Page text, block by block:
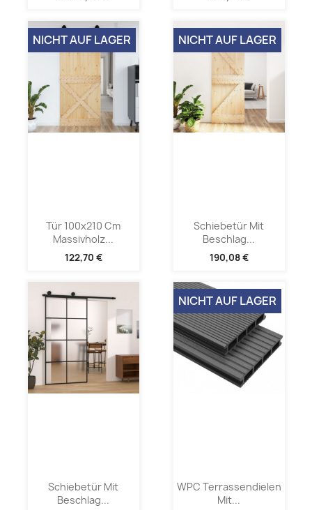
Tür 100x210 Cm
Massivholz...
122,70 €
NICHT AUF LAGER
Schiebetür Mit
Beschlag...
190,08 €
NICHT AUF LAGER
Schiebetür Mit
Beschlag...
WPC Terrassendielen
Mit...
NICHT AUF LAGER